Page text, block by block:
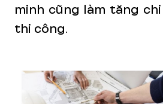
minh cũng làm tăng
thi công.